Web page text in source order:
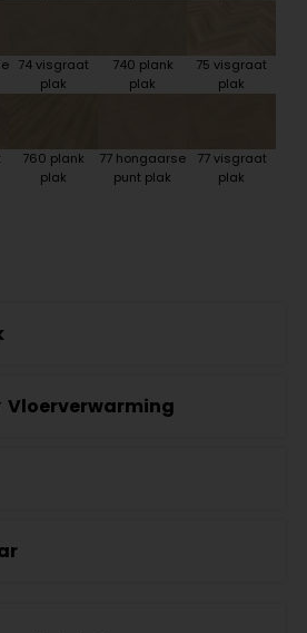
74 visgraat
plak
740 plank
plak
75 visgraat
plak
760 plank
plak
77 hongaarse
punt plak
77 visgraat
plak
Vloerverwarming